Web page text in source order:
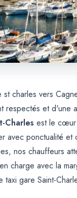
st charles vers
respectés et d'une
Charles est le cœur
avec ponctualité et
nos chauffeurs
charge avec la
taxi gare Saint-